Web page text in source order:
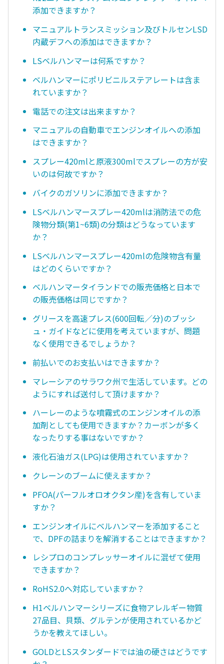
添加できますか？
マニュアルトランスミッション及びトルセンLSD
内蔵デフへの添加はできますか？
LSベルハンマーは何系ですか？
ベルハンマーにポリビニルステアレートは含ま
れていますか？
電話での注文は出来ますか？
マニュアルの自動車でエンジンオイルへの添加
はできますか？
スプレー420mlと原液300mlでスプレーの方が安
いのは何故ですか？
バイクのガソリンに添加できますか？
LSベルハンマースプレー420mlは消防法での危
険物分類(第1~6類)の分類はどうなっています
か？
LSベルハンマースプレー420mlの危険物含有量
はどのくらいですか？
ベルハンマータイランドでの販売価格と日本で
の販売価格は同じですか？
グリースを高速プレス(600回転／分)のブッシ
ュ・ガイドなどに使用を考えていますが、問題
なく使用できるでしょうか？
前払いでのお支払いはできますか？
マレーシアのサラワク州で生活しています。どの
ようにすれば送付して頂けますか？
ハーレーのような噴霧式のエンジンオイルの添
加剤としても使用できますか？カーボンが多く
なったりする事はないですか？
液化石油ガス(LPG)は使用されていますか？
クレーンのブームに使えますか？
PFOA(パーフルオロオクタン産)を含有していま
すか？
エンジンオイルにベルハンマーを添加すること
で、DPFの詰まりを解消することはできますか？
レシプロのコンプレッサーオイルに混ぜて使用
できますか？
RoHS2.0へ対応していますか？
H1ベルハンマーシリーズに食物アレルギー物質
27品目、貝類、グルテンが使用されているかど
うかを教えてほしい。
GOLDとLSスタンダードでは油の硬さはどうです